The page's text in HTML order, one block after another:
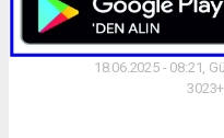
18.06.2025 - 08:21,